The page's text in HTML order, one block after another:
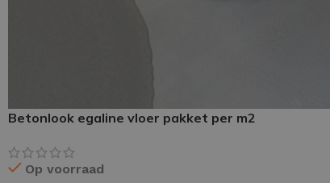
Betonlook egaline vloer pakket per m2
Op voorraad